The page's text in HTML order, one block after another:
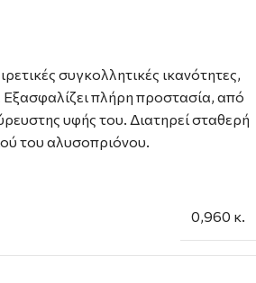
συγκολλητικές ικανότητες,
Εξασφαλίζει πλήρη προστασία, από
υφής του. Διατηρεί σταθερή
του αλυσοπριόνου.
0,960 κ.